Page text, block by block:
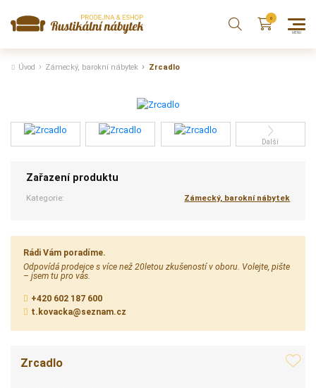
Úvod Zámecký, barokní nábytek Zrcadlo
Další
Zařazení produktu
Kategorie: Zámecký, barokní nábytek
Rádi Vám poradíme.
Odpovídá prodejce s více než 20letou zkušeností v oboru. Volejte, pište
– jsem tu pro vás.
+420 602 187 600
t.kovacka@seznam.cz
Zrcadlo